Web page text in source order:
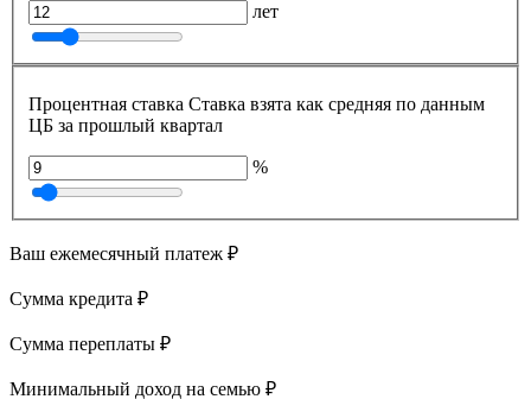
лет
Процентная ставка Ставка взята как средняя по данным
ЦБ за прошлый квартал
%
Ваш ежемесячный платеж ₽
Сумма кредита ₽
Сумма переплаты ₽
Минимальный доход на семью ₽